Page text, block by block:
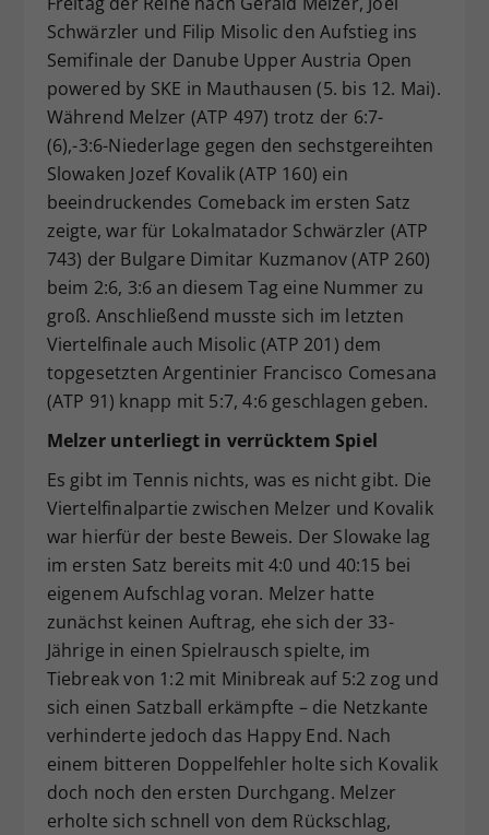
Schwärzler und Filip Misolic den Aufstieg ins
Semifinale der Danube Upper Austria Open
powered by SKE in Mauthausen (5. bis 12. Mai).
Während Melzer (ATP 497) trotz der 6:7-
(6),-3:6-Niederlage gegen den sechstgereihten
Slowaken Jozef Kovalik (ATP 160) ein
beeindruckendes Comeback im ersten Satz
zeigte, war für Lokalmatador Schwärzler (ATP
743) der Bulgare Dimitar Kuzmanov (ATP 260)
beim 2:6, 3:6 an diesem Tag eine Nummer zu
groß. Anschließend musste sich im letzten
Viertelfinale auch Misolic (ATP 201) dem
topgesetzten Argentinier Francisco Comesana
(ATP 91) knapp mit 5:7, 4:6 geschlagen geben.
Melzer unterliegt in verrücktem Spiel
Es gibt im Tennis nichts, was es nicht gibt. Die
Viertelfinalpartie zwischen Melzer und Kovalik
war hierfür der beste Beweis. Der Slowake lag
im ersten Satz bereits mit 4:0 und 40:15 bei
eigenem Aufschlag voran. Melzer hatte
zunächst keinen Auftrag, ehe sich der 33-
Jährige in einen Spielrausch spielte, im
Tiebreak von 1:2 mit Minibreak auf 5:2 zog und
sich einen Satzball erkämpfte – die Netzkante
verhinderte jedoch das Happy End. Nach
einem bitteren Doppelfehler holte sich Kovalik
doch noch den ersten Durchgang. Melzer
erholte sich schnell von dem Rückschlag,
Zweck
Dieser Wert speichert Ihre Consent-
Einstellungen. Unter anderem eine
zufällig generierte ID, für die
historische Speicherung Ihrer
vorgenommen Einstellungen, falls der
Webseiten-Betreiber dies eingestellt
hat.